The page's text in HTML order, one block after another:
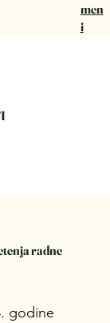
men
i
radne
godine